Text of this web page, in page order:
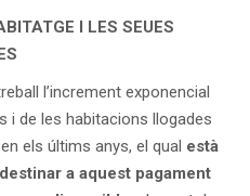
I LES SEUES
l’increment exponencial
i de les habitacions llogades
els últims anys, el qual està
a aquest pagament